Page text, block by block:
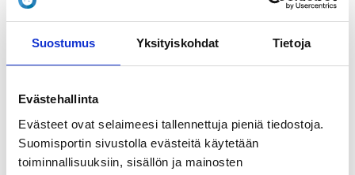
Suostumus Yksityiskohdat Tietoja
Evästehallinta
Evästeet ovat selaimeesi tallennettuja pieniä tiedostoja.
Suomisportin sivustolla evästeitä käytetään
toiminnallisuuksiin, sisällön ja mainosten
ennen tapahtumaa)
LOCALITY
REGISTRATION PERIOD